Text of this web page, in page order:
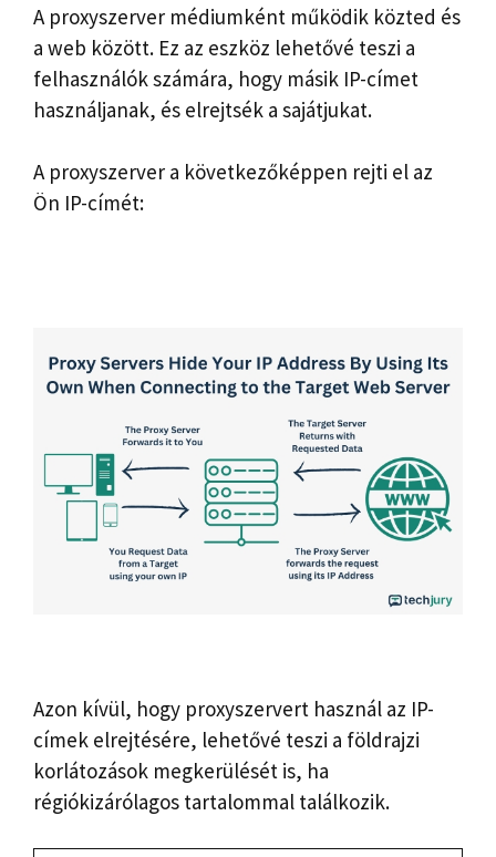
A proxyszerver médiumként működik közted és
a web között. Ez az eszköz lehetővé teszi a
felhasználók számára, hogy másik IP-címet
használjanak, és elrejtsék a sajátjukat.
A proxyszerver a következőképpen rejti el az
Ön IP-címét:
Azon kívül, hogy proxyszervert használ az IP-
címek elrejtésére, lehetővé teszi a földrajzi
korlátozások megkerülését is, ha
régiókizárólagos tartalommal találkozik.